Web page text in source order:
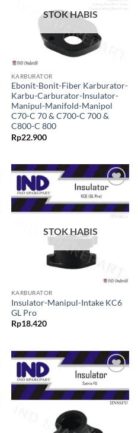
STOK HABIS
KARBURATOR
Ebonit-Bonit-Fiber Karburator-
Karbu-Carburator-Insulator-
Manipul-Manifold-Manipol
C70-C 70 & C700-C 700 &
C800-C 800
Rp22.900
Tambahkan
ke Wishlist
STOK HABIS
KARBURATOR
Insulator-Manipul-Intake KC6
GL Pro
Rp18.420
Tambahkan
ke Wishlist